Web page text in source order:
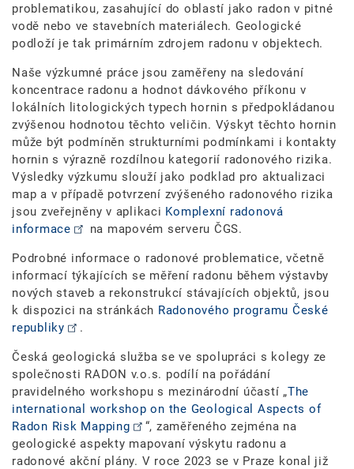
problematikou, zasahující do oblastí jako radon v pitné
vodě nebo ve stavebních materiálech. Geologické
podloží je tak primárním zdrojem radonu v objektech.
Naše výzkumné práce jsou zaměřeny na sledování
koncentrace radonu a hodnot dávkového příkonu v
lokálních litologických typech hornin s předpokládanou
zvýšenou hodnotou těchto veličin. Výskyt těchto hornin
může být podmíněn strukturními podmínkami i kontakty
hornin s výrazně rozdílnou kategorií radonového rizika.
Výsledky výzkumu slouží jako podklad pro aktualizaci
map a v případě potvrzení zvýšeného radonového rizika
jsou zveřejněny v aplikaci Komplexní radonová
informace
na mapovém serveru ČGS.
Podrobné informace o radonové problematice, včetně
informací týkajících se měření radonu během výstavby
nových staveb a rekonstrukcí stávajících objektů, jsou
k dispozici na stránkách Radonového programu České
republiky
.
Česká geologická služba se ve spolupráci s kolegy ze
společnosti RADON v.o.s. podílí na pořádání
pravidelného workshopu s mezinárodní účastí „The
international workshop on the Geological Aspects of
Radon Risk Mapping
“, zaměřeného zejména na
geologické aspekty mapovaní výskytu radonu a
radonové akční plány. V roce 2023 se v Praze konal již